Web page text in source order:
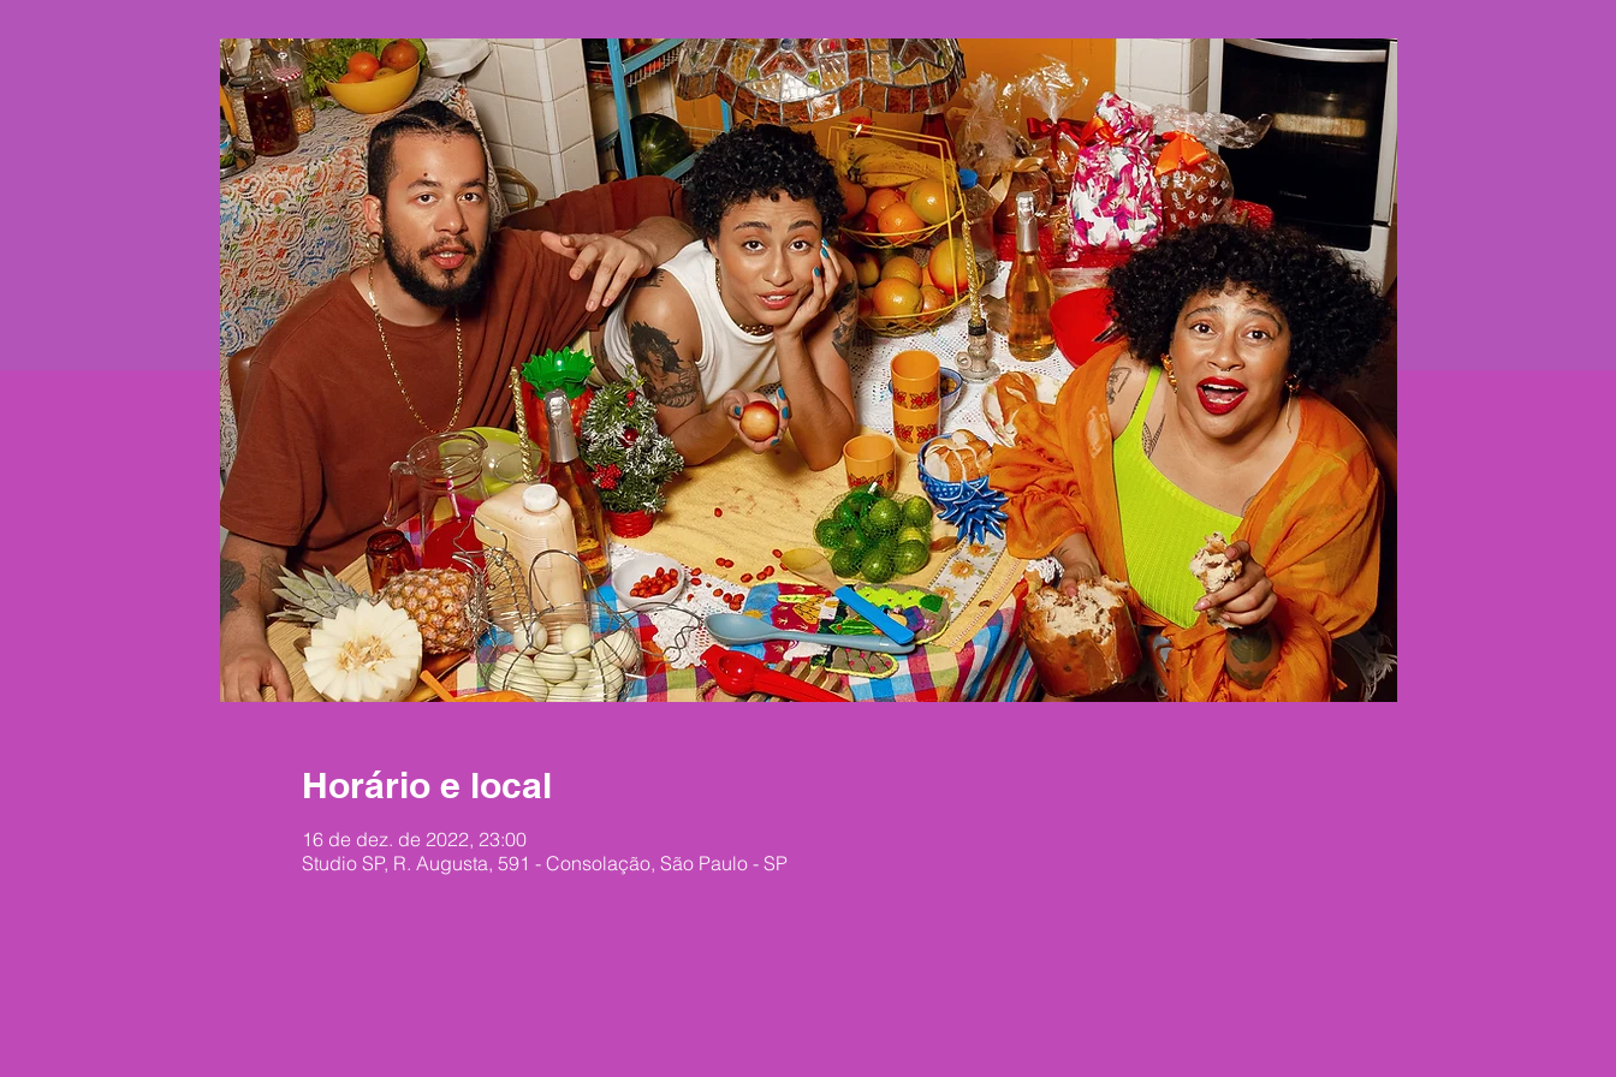
Horário e local
16 de dez. de 2022, 23:00
Studio SP, R. Augusta, 591 - Consolação, São Paulo - SP